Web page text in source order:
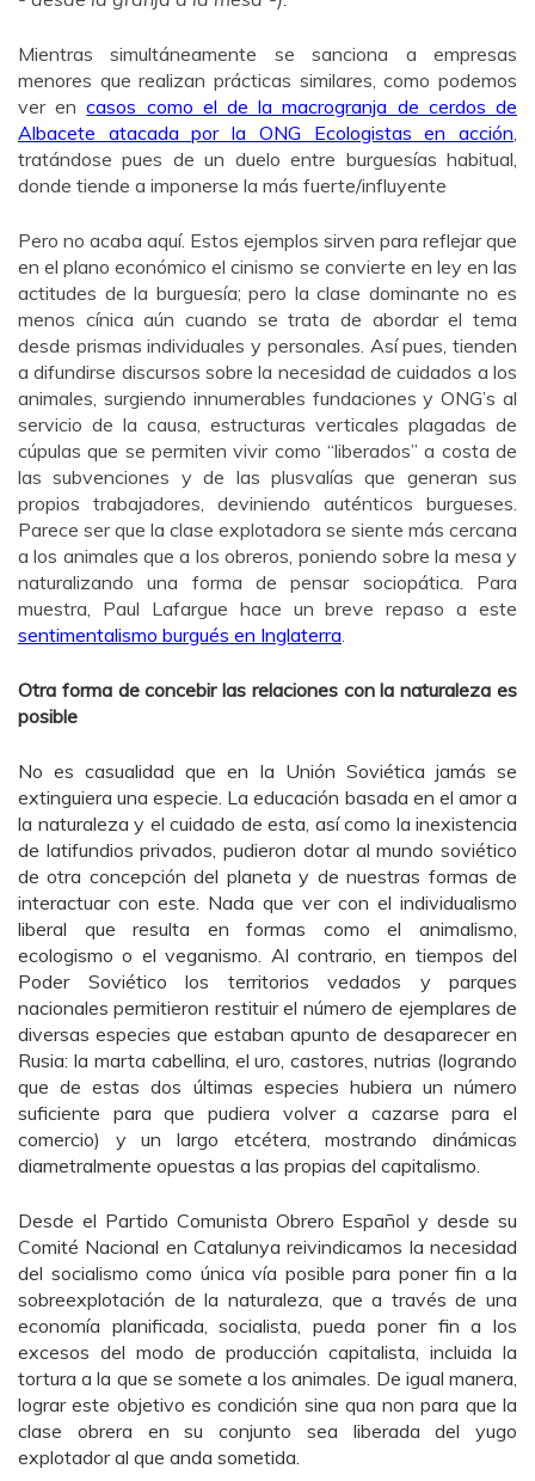
Mientras simultáneamente se sanciona a empresas
menores que realizan prácticas similares, como podemos
ver encasos como el de la macrogranja de cerdos de
Albacete atacada por la ONG Ecologistas en acción
tratándose pues de un duelo entre burguesías habitual,
donde tiende a imponerse la más fuerte/influyente
Pero no acaba aquí. Estos ejemplos sirven para reflejar que
en el plano económico el cinismo se convierte en ley en las
actitudes de la burguesía; pero la clase dominante no es
menos cínica aún cuando se trata de abordar el tema
desde prismas individuales y personales. Así pues, tienden
a difundirse discursos sobre la necesidad de cuidados a los
animales, surgiendo innumerables fundaciones y ONG’s al
servicio de la causa, estructuras verticales plagadas de
cúpulas que se permiten vivir como “liberados” a costa de
las subvenciones y de las plusvalías que generan sus
propios trabajadores, deviniendo auténticos burgueses.
Parece ser que la clase explotadora se siente más cercana
a los animales que a los obreros, poniendo sobre la mesa y
naturalizando una forma de pensar sociopática. Para
muestra, Paul Lafargue hace un breve repaso a este
sentimentalismo burgués en Inglaterra
Otra forma de concebir las relaciones con la naturaleza es
posible
No es casualidad que en la Unión Soviética jamás se
extinguiera una especie. La educación basada en el amor a
la naturaleza y el cuidado de esta, así como la inexistencia
de latifundios privados, pudieron dotar al mundo soviético
de otra concepción del planeta y de nuestras formas de
interactuar con este. Nada que ver con el individualismo
liberal que resulta en formas como el animalismo,
ecologismo o el veganismo. Al contrario, en tiempos del
Poder Soviético los territorios vedados y parques
nacionales permitieron restituir el número de ejemplares de
diversas especies que estaban apunto de desaparecer en
Rusia: la marta cabellina, el uro, castores, nutrias (logrando
que de estas dos últimas especies hubiera un número
suficiente para que pudiera volver a cazarse para el
comercio) y un largo etcétera, mostrando dinámicas
diametralmente opuestas a las propias del capitalismo.
Desde el Partido Comunista Obrero Español y desde su
Comité Nacional en Catalunya reivindicamos la necesidad
del socialismo como única vía posible para poner fin a la
sobreexplotación de la naturaleza, que a través de una
economía planificada, socialista, pueda poner fin a los
excesos del modo de producción capitalista, incluida la
tortura a la que se somete a los animales. De igual manera,
lograr este objetivo es condición sine qua non para que la
clase obrera en su conjunto sea liberada del yugo
explotador al que anda sometida.